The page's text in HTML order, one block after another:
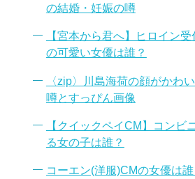
の結婚・妊娠の噂
【宮本から君へ】ヒロイン受
の可愛い女優は誰？
〈zip〉川島海荷の顔がかわ
噂とすっぴん画像
【クイックペイCM】コンビ
る女の子は誰？
コーエン(洋服)CMの女優は